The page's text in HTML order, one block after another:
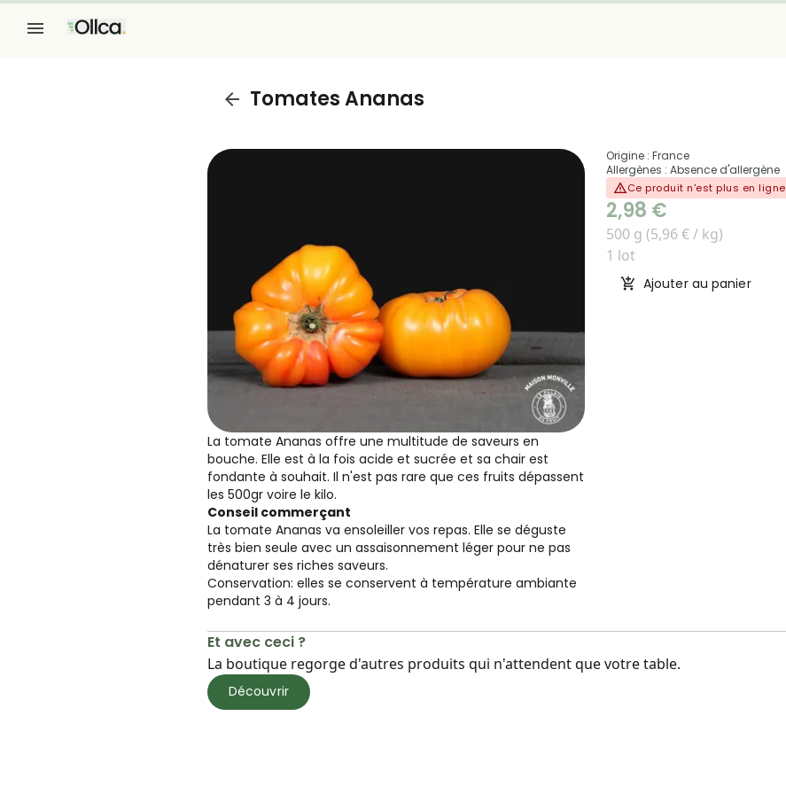
Tomates Ananas
La tomate Ananas offre une multitude de saveurs en
bouche. Elle est à la fois acide et sucrée et sa chair est
fondante à souhait. Il n'est pas rare que ces fruits dépassent
les 500gr voire le kilo.
Conseil commerçant
La tomate Ananas va ensoleiller vos repas. Elle se déguste
très bien seule avec un assaisonnement léger pour ne pas
dénaturer ses riches saveurs.
Conservation: elles se conservent à température ambiante
pendant 3 à 4 jours.
Origine : France
Allergènes : Absence d'allergène
Ce produit n'est plus en ligne
2,98 €
500 g (5,96 € / kg)
1 lot
Ajouter au panier
Et avec ceci ?
La boutique regorge d'autres produits qui n'attendent que votre table.
Découvrir